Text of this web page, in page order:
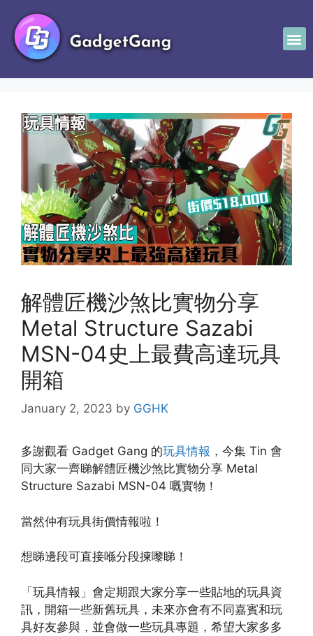
解體匠機沙煞比實物分享
Metal Structure Sazabi
MSN-04史上最費高達玩具
開箱
January 2, 2023 by GGHK
多謝觀看 Gadget Gang 的玩具情報 ，今集 Tin 會
同大家一齊睇解體匠機沙煞比實物分享 Metal
Structure Sazabi MSN-04 嘅實物！
當然仲有玩具街價情報啦！
想睇邊段可直接喺分段揀嚟睇！
「玩具情報」會定期跟大家分享一些貼地的玩具資
訊，開箱一些新舊玩具，未來亦會有不同嘉賓和玩
具好友參與，並會做一些玩具專題，希望大家多多